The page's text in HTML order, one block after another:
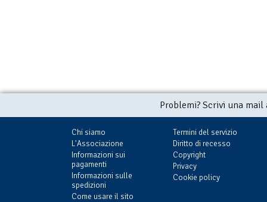
Problemi? Scrivi una
Chi siamo
L'Associazione
Informazioni sui
pagamenti
Informazioni sulle
spedizioni
Come usare il sito
Termini del servizio
Diritto di recesso
Copyright
Privacy
Cookie policy